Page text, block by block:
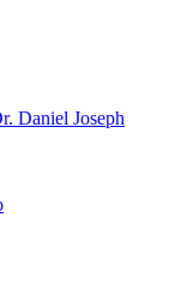
Daniel Joseph